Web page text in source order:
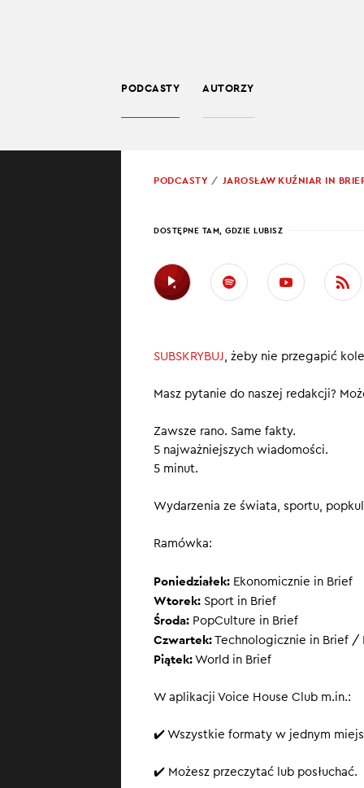
PODCASTY AUTORZY
PROWADZĄCY:
PODCASTY
JAROSŁAW KUŹNIAR IN
DOSTĘPNE TAM, GDZIE LUBISZ
SUBSKRYBUJ, żeby nie przegapić
Masz pytanie do naszej redakcji?
Zawsze rano. Same fakty.
5 najważniejszych wiadomości.
5 minut.
Wydarzenia ze świata, sportu,
Ramówka:
Poniedziałek: Ekonomicznie in Brief
Wtorek: Sport in Brief
Środa: PopCulture in Brief
Czwartek: Technologicznie in Brief /
Piątek: World in Brief
W aplikacji Voice House Club m.in.:
✔️ Wszystkie formaty w jednym
✔️ Możesz przeczytać lub posłuchać.